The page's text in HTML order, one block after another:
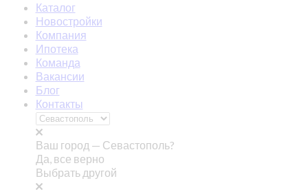
Каталог
Новостройки
Компания
Ипотека
Команда
Вакансии
Блог
Контакты
Ваш город — Севастополь?
Да, все верно
Выбрать другой